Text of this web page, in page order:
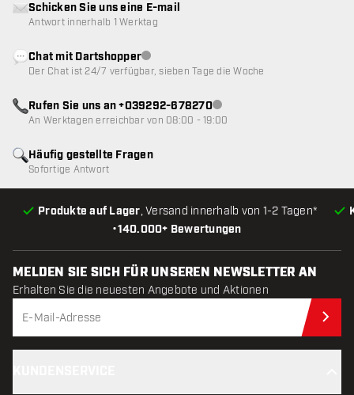
•140.000+ Bewertungen
Produkte auf Lager, Versand innerhalb von 1-2 Tagen*
Häufig gestellte Fragen
Sofortige Antwort
Schicken Sie uns eine E-mail
Antwort innerhalb 1 Werktag
Chat mit DartshopperKundenservice nicht verfügbar
Der Chat ist 24/7 verfügbar, sieben Tage die Woche
Rufen Sie uns an +039292-678270Kundenservice nicht
An Werktagen erreichbar von 08:00 - 19:00
MELDEN SIE SICH FÜR UNSEREN NEWSLETTER AN
Erhalten Sie die neuesten Angebote und Aktionen